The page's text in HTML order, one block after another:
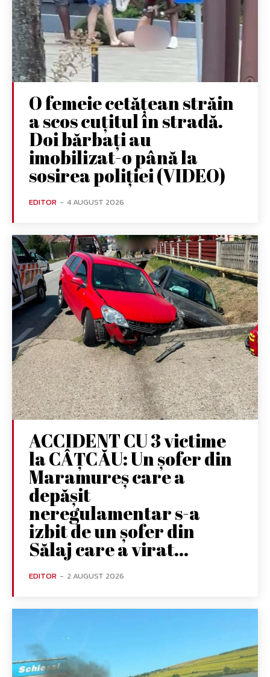
O femeie cetățean străin
a scos cuțitul în stradă.
Doi bărbați au
imobilizat-o până la
sosirea poliției (VIDEO)
EDITOR - 4 AUGUST 2026
ACCIDENT CU 3 victime
la CÂȚCĂU: Un șofer din
Maramureș care a
depășit
neregulamentar s-a
izbit de un șofer din
Sălaj care a virat...
EDITOR - 2 AUGUST 2026